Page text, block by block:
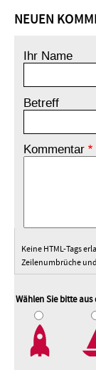
NEUEN
Ihr Name
Betreff
Kommentar
Keine HTML-Tags
Zeilenumbrüche
Wählen Sie bitte